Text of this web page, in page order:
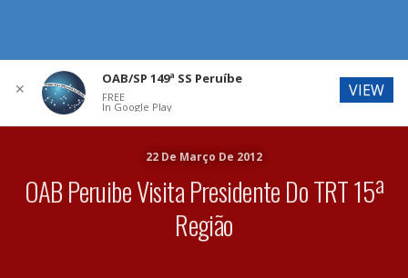
22 De Março De 2012
OAB Peruibe Visita Presidente Do TRT 15ª
Região
✕
OAB/SP 149ª SS Peruíbe
FREE
In Google Play
VIEW